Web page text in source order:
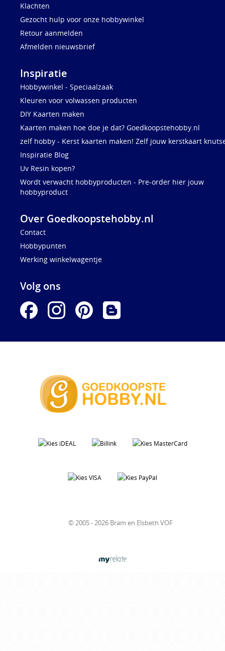
Klachten
Gezocht hulp voor onze hobbywinkel
Retour aanmelden
Afmelden nieuwsbrief
Inspiratie
Hobbywinkel - Speciaalzaak
Kleuren voor volwassen producten
DIY Kaarten maken
Kaarten maken hoe doe je dat? Goedkoopstehobby.nl
zelf hobby - Kerst kaarten maken! Zelf jouw kerstkaart
Inspiratie Blog
Uv Resin kopen?
Wordt verwacht hobbyproducten - Pre-order hier jouw
hobbyproduct
Over Goedkoopstehobby.nl
Contact
Hobbypunten
Werking winkelwagentje
Volg ons
© 2005 - 2026 Bram en Elsbeth VOF